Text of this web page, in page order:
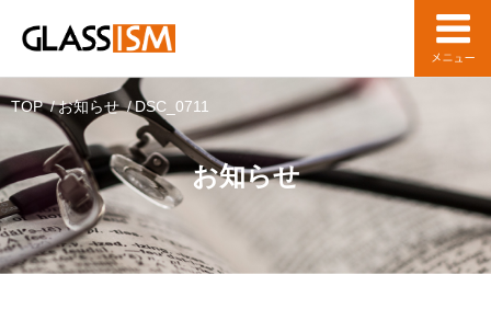
お知らせ
TOP お知らせ DSC_0711